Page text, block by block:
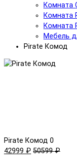
Комната
Комната
Комната
Мебель
Pirate Комод
Pirate Комод 0
42999 ₽ 50599 ₽